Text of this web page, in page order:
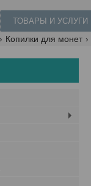
ТОВАРЫ И УСЛУГИ
Копилки для монет